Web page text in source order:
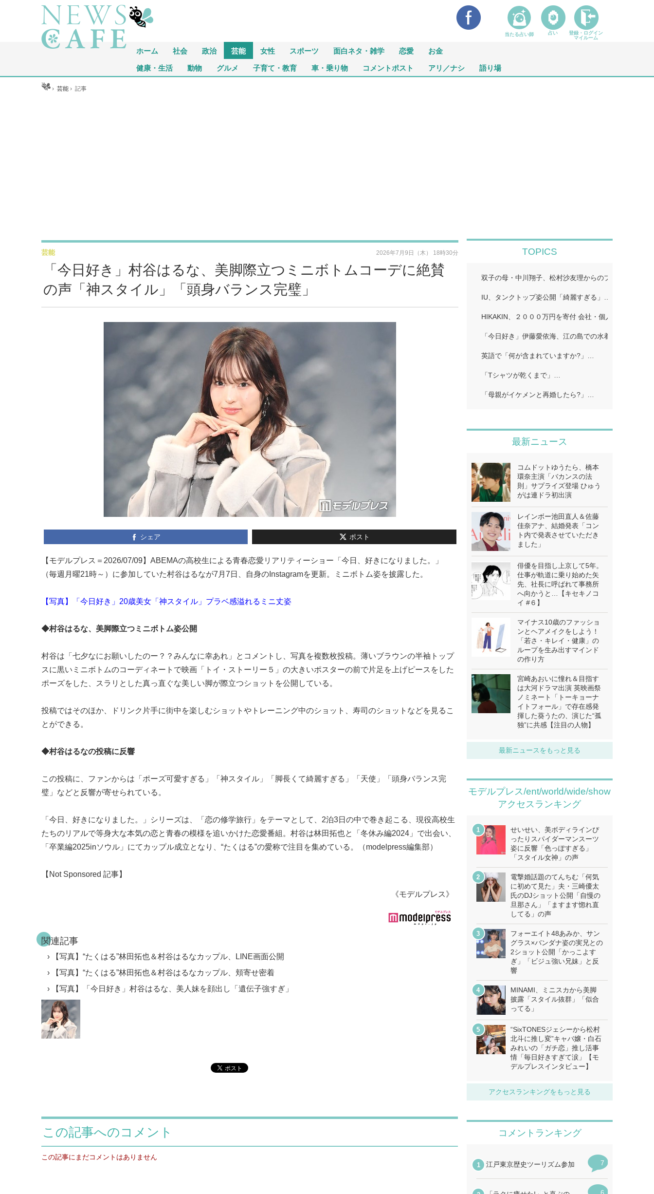
ホーム 社会 政治 芸能 女性 スポーツ 面白ネタ・雑学 恋愛 お金
健康・生活 動物 グルメ 子育て・教育 車・乗り物 コメントポスト アリ／ナシ 語り場
ホーム ›芸能 ›記事
「今日好き」村谷はるな、美脚際立つミニボトムコーデに絶賛
の声「神スタイル」「頭身バランス完璧」
芸能 2026年7月9日（木） 18時30分
シェア ポスト
【モデルプレス＝2026/07/09】ABEMAの高校生による青春恋愛リアリティーショー「今日、好きになりました。」
（毎週月曜21時～）に参加していた村谷はるなが7月7日、自身のInstagramを更新。ミニボトム姿を披露した。
【写真】「今日好き」20歳美女「神スタイル」プラベ感溢れるミニ丈姿
◆村谷はるな、美脚際立つミニボトム姿公開
村谷は「七夕なにお願いしたのー？？みんなに幸あれ」とコメントし、写真を複数枚投稿。薄いブラウンの半袖トップ
スに黒いミニボトムのコーディネートで映画「トイ・ストーリー５」の大きいポスターの前で片足を上げピースをした
ポーズをした、スラリとした真っ直ぐな美しい脚が際立つショットを公開している。
投稿ではそのほか、ドリンク片手に街中を楽しむショットやトレーニング中のショット、寿司のショットなどを見るこ
とができる。
◆村谷はるなの投稿に反響
この投稿に、ファンからは「ポーズ可愛すぎる」「神スタイル」「脚長くて綺麗すぎる」「天使」「頭身バランス完
璧」などと反響が寄せられている。
「今日、好きになりました。」シリーズは、「恋の修学旅行」をテーマとして、2泊3日の中で巻き起こる、現役高校生
たちのリアルで等身大な本気の恋と青春の模様を追いかけた恋愛番組。村谷は林田拓也と「冬休み編2024」で出会い、
「卒業編2025inソウル」にてカップル成立となり、“たくはる”の愛称で注目を集めている。（modelpress編集部）
【Not Sponsored 記事】
《モデルプレス》
関連記事
【写真】“たくはる”林田拓也＆村谷はるなカップル、LINE画面公開
【写真】“たくはる”林田拓也＆村谷はるなカップル、頬寄せ密着
【写真】「今日好き」村谷はるな、美人妹を顔出し「遺伝子強すぎ」
TOPICS
双子の母・中川翔子、松村沙友理からのプレゼント公
IU、タンクトップ姿公開「綺麗すぎる」…
HIKAKIN、２０００万円を寄付 会社・個人から１００
「今日好き」伊藤愛依海、江の島での水着姿公開…
英語で「何が含まれていますか?」…
「Tシャツが乾くまで」…
「母親がイケメンと再婚したら?」…
最新ニュース
コムドットゆうたら、橋本
環奈主演「バカンスの法
則」サプライズ登場 ひゅう
がは連ドラ初出演
レインボー池田直人＆佐藤
佳奈アナ、結婚発表「コン
ト内で発表させていただき
ました」
俳優を目指し上京して5年。
仕事が軌道に乗り始めた矢
先、社長に呼ばれて事務所
へ向かうと…【キセキノコ
イ #６】
マイナス10歳のファッショ
ンとヘアメイクをしよう！
「若さ・キレイ・健康」の
ループを生み出すマインド
の作り方
宮崎あおいに憧れ＆目指す
は大河ドラマ出演 英映画祭
ノミネート「トーキョーナ
イトフォール」で存在感発
揮した葵うたの、演じた“孤
独”に共感【注目の人物】
最新ニュースをもっと見る
モデルプレス/ent/world/wide/show
アクセスランキング
せいせい、美ボディラインぴ
ったりスパイダーマンスーツ
姿に反響「色っぽすぎる」
「スタイル女神」の声
電撃婚話題のてんちむ「何気
に初めて見た」夫・三崎優太
氏のDJショット公開「自慢の
旦那さん」「ますます惚れ直
してる」の声
フォーエイト48あみか、サン
グラス×バンダナ姿の実兄との
2ショット公開「かっこよす
ぎ」「ビジュ強い兄妹」と反
響
MINAMI、ミニスカから美脚
披露「スタイル抜群」「似合
ってる」
“SixTONESジェシーから松村
北斗に推し変”キャバ嬢・白石
みれいの「ガチ恋」推し活事
情「毎日好きすぎて涙」【モ
デルプレスインタビュー】
アクセスランキングをもっと見る
当たる占い師 占い
登録・ログイン
マイルーム